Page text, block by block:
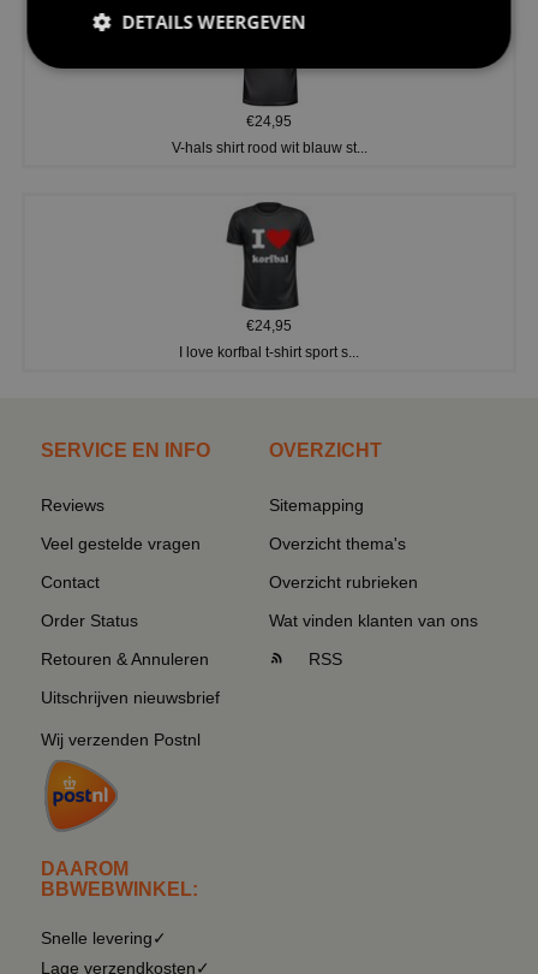
€24,95
V-hals shirt rood wit blauw st...
€24,95
I love korfbal t-shirt sport s...
SERVICE EN INFO
Reviews
Veel gestelde vragen
Contact
Order Status
Retouren & Annuleren
Uitschrijven nieuwsbrief
Wij verzenden Postnl
DAAROM
BBWEBWINKEL:
Snelle levering✓
Lage verzendkosten✓
OVERZICHT
Sitemapping
Overzicht thema's
Overzicht rubrieken
Wat vinden klanten van ons
RSS
DETAILS WEERGEVEN